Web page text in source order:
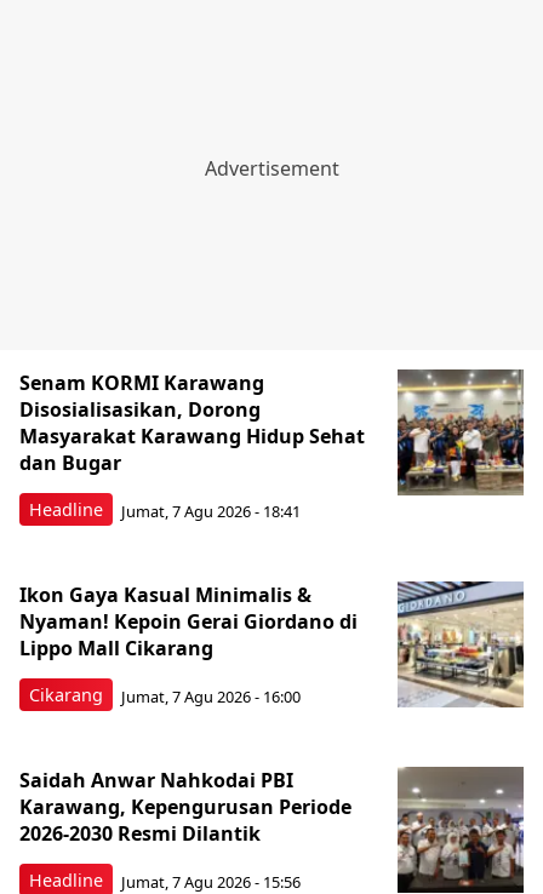
Headline
Senam KORMI Karawang
Disosialisasikan, Dorong
Masyarakat Karawang Hidup Sehat
dan Bugar
Jumat, 7 Agu 2026 - 18:41
Cikarang
Ikon Gaya Kasual Minimalis &
Nyaman! Kepoin Gerai Giordano di
Lippo Mall Cikarang
Jumat, 7 Agu 2026 - 16:00
Headline
Saidah Anwar Nahkodai PBI
Karawang, Kepengurusan Periode
2026-2030 Resmi Dilantik
Jumat, 7 Agu 2026 - 15:56